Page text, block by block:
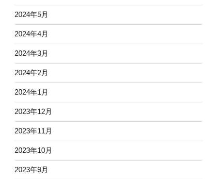
2024年5月
2024年4月
2024年3月
2024年2月
2024年1月
2023年12月
2023年11月
2023年10月
2023年9月